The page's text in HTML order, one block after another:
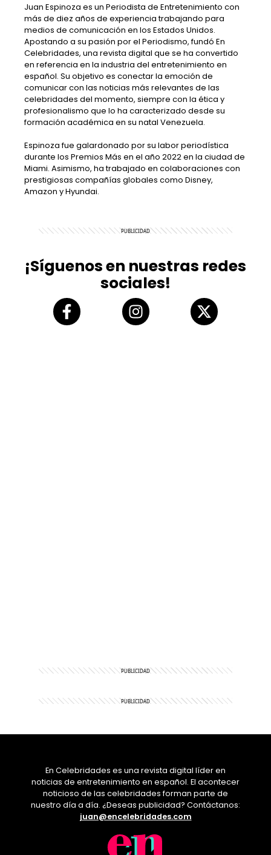
Juan Espinoza es un Periodista de Entretenimiento con
más de diez años de experiencia trabajando para
medios de comunicación en los Estados Unidos.
Apostando a su pasión por el Periodismo, fundó En
Celebridades, una revista digital que se ha convertido
en referencia en la industria del entretenimiento en
español. Su objetivo es conectar la emoción de
comunicar con las noticias más relevantes de las
celebridades del momento, siempre con la ética y
profesionalismo que lo ha caracterizado desde su
formación académica en su natal Venezuela.
Espinoza fue galardonado por su labor periodística
durante los Premios Más en el año 2022 en la ciudad de
Miami. Asimismo, ha trabajado en colaboraciones con
prestigiosas compañías globales como Disney,
Amazon y Hyundai.
¡Síguenos en nuestras redes
sociales!
En Celebridades es una revista digital líder en
noticias de entretenimiento en español. El acontecer
noticioso de las celebridades forman parte de
nuestro día a día. ¿Deseas publicidad? Contáctanos:
juan@encelebridades.com